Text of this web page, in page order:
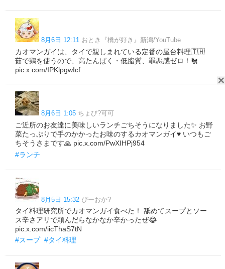
8月6日 12:11 おとき『橋が好き』新潟/YouTube
カオマンガイは、タイで親しまれている定番の屋台料理🇹🇭
茹で鶏を使うので、高たんぱく・低脂質、罪悪感ゼロ！🐔
pic.x.com/IPKlpgwIcf
8月6日 1:05 ちょび?可可
ご近所のお友達に美味しいランチごちそうになりました✨ お野
菜たっぷりで手のかかったお味のするカオマンガイ♥️ いつもご
ちそうさまです🙏 pic.x.com/PwXIHPj954
#ランチ
8月5日 15:32 ぴーおか?
タイ料理研究所でカオマンガイ食べた！ 舐めてスープとソー
ス辛さアリで頼んだらなかなか辛かったぜ😂
pic.x.com/iicThaS7tN
#スープ #タイ料理